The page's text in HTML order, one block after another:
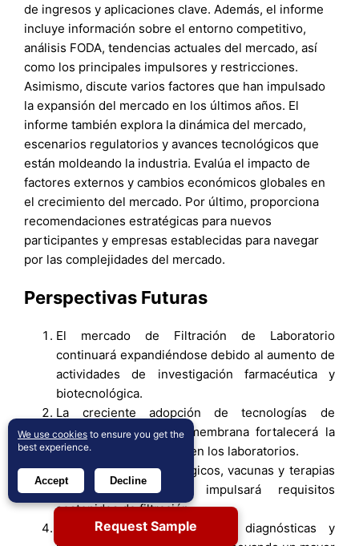
de ingresos y aplicaciones clave. Además, el informe
incluye información sobre el entorno competitivo,
análisis FODA, tendencias actuales del mercado, así
como los principales impulsores y restricciones.
Asimismo, discute varios factores que han impulsado
la expansión del mercado en los últimos años. El
informe también explora la dinámica del mercado,
escenarios regulatorios y avances tecnológicos que
están moldeando la industria. Evalúa el impacto de
factores externos y cambios económicos globales en
el crecimiento del mercado. Por último, proporciona
recomendaciones estratégicas para nuevos
participantes y empresas establecidas para navegar
por las complejidades del mercado.
Perspectivas Futuras
El mercado de Filtración de Laboratorio
continuará expandiéndose debido al aumento de
actividades de investigación farmacéutica y
biotecnológica.
La creciente adopción de tecnologías de
filtración estéril y de membrana fortalecerá la
demanda de productos en los laboratorios.
El crecimiento en biológicos, vacunas y terapias
basadas en células impulsará requisitos
sostenidos de filtración.
Los volúmenes de pruebas diagnósticas y
Request Sample
We use cookies to ensure you get the
best experience.
Accept Decline